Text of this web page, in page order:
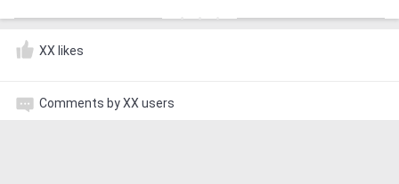
XX likes
Comments by XX users